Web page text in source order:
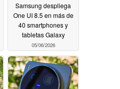
Samsung despliega
One UI 8.5 en más de
40 smartphones y
tabletas Galaxy
05/06/2026